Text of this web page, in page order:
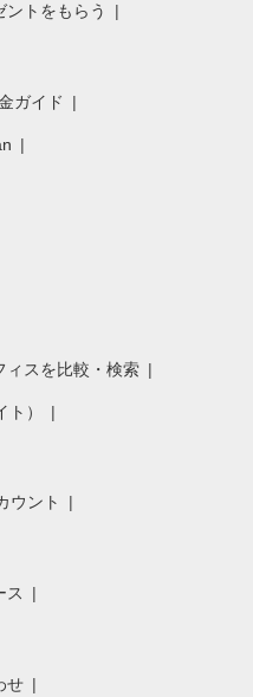
ントをもらう
ガイド
ィスを比較・検索
）
ウント
ス
せ